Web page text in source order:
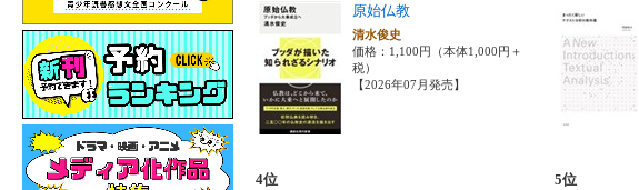
原始仏教
清水俊史
価格：1,100円（本体1,000円＋
税）
【2026年07月発売】
4位
5位